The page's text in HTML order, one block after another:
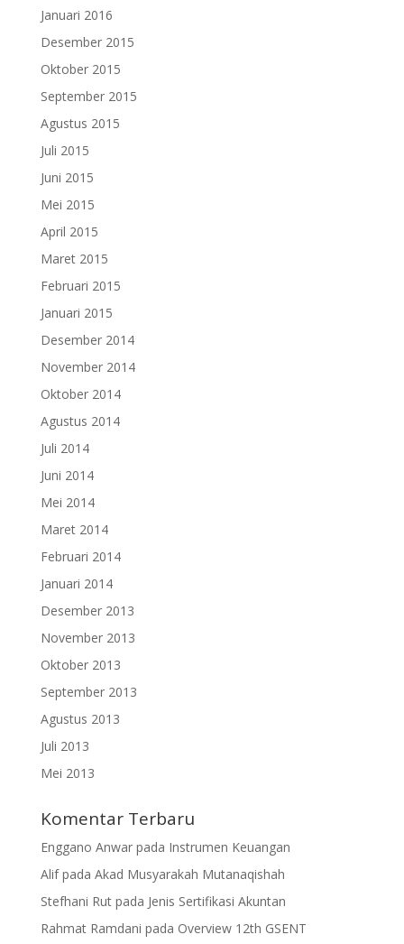
Januari 2016
Desember 2015
Oktober 2015
September 2015
Agustus 2015
Juli 2015
Juni 2015
Mei 2015
April 2015
Maret 2015
Februari 2015
Januari 2015
Desember 2014
November 2014
Oktober 2014
Agustus 2014
Juli 2014
Juni 2014
Mei 2014
Maret 2014
Februari 2014
Januari 2014
Desember 2013
November 2013
Oktober 2013
September 2013
Agustus 2013
Juli 2013
Mei 2013
Komentar Terbaru
Enggano Anwarpada Instrumen Keuangan
Alifpada Akad Musyarakah Mutanaqishah
Stefhani Rutpada Jenis Sertifikasi Akuntan
Rahmat Ramdani pada Overview 12th GSENT